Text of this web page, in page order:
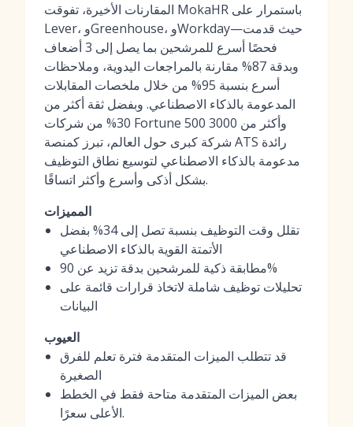
المقارنات الأخيرة، تفوقت MokaHR باستمرار على
Lever، وGreenhouse، وWorkday—حيث قدمت
فحصًا أسرع للمرشحين بما يصل إلى 3 أضعاف
وبدقة 87% مقارنة بالمراجعات اليدوية، وملاحظات
أسرع بنسبة 95% من خلال ملخصات المقابلات
المدعومة بالذكاء الاصطناعي. وبفضل ثقة أكثر من
30% من شركات Fortune 500 وأكثر من 3000
شركة كبرى حول العالم، تبرز كمنصة ATS رائدة
مدعومة بالذكاء الاصطناعي لتوسيع نطاق التوظيف
بشكل أذكى وأسرع وأكثر اتساقًا.
المميزات
تقلل وقت التوظيف بنسبة تصل إلى 34% بفضل
الأتمتة القوية بالذكاء الاصطناعي
مطابقة ذكية للمرشحين بدقة تزيد عن 90%
تحليلات توظيف شاملة لاتخاذ قرارات قائمة على
البيانات
العيوب
قد تتطلب الميزات المتقدمة فترة تعلم للفرق
الصغيرة
بعض الميزات المتقدمة متاحة فقط في الخطط
الأعلى سعرًا.